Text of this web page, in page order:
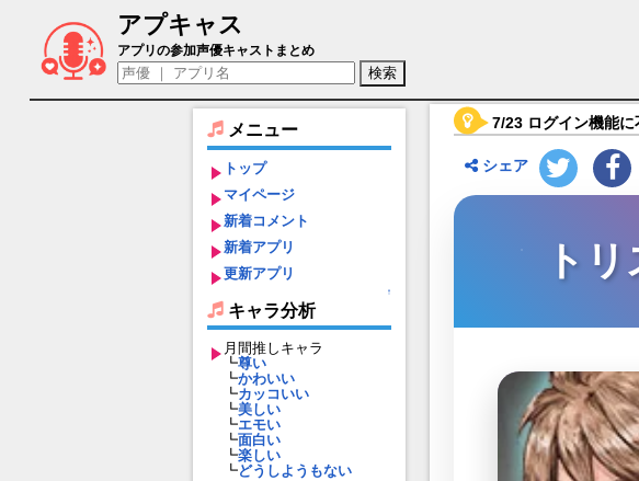
アプキャス
トリスト（声優：松岡禎丞)【ファイブキングダム―偽り
アプリの参加声優キャストまとめ
メニュー
トップ
マイページ
新着コメント
新着アプリ
更新アプリ
↑
キャラ分析
月間推しキャラ
┗尊い
┗かわいい
┗カッコいい
┗美しい
┗エモい
┗面白い
┗楽しい
┗どうしようもない
7/23 ログイン機能
シェア
ト